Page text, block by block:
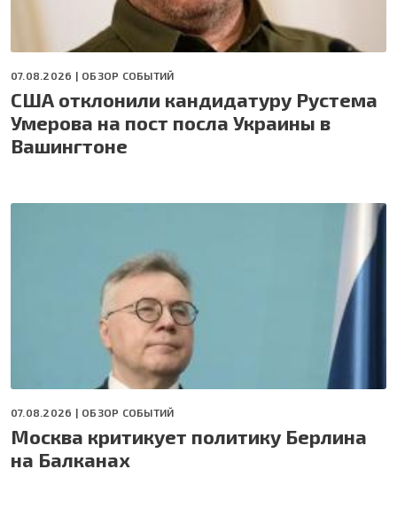
07.08.2026 | ОБЗОР СОБЫТИЙ
США отклонили кандидатуру Рустема
Умерова на пост посла Украины в
Вашингтоне
07.08.2026 | ОБЗОР СОБЫТИЙ
Москва критикует политику Берлина
на Балканах